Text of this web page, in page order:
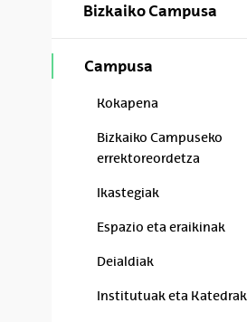
Bizkaiko Campusa
Campusa
Kokapena
Bizkaiko Campuseko
errektoreordetza
Ikastegiak
Espazio eta eraikinak
Deialdiak
Institutuak eta Katedrak